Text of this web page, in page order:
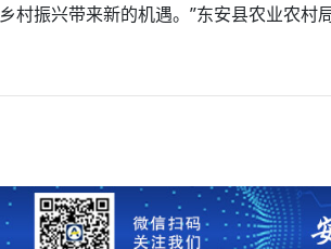
乡村振兴带来新的机遇。”东安县农业农村